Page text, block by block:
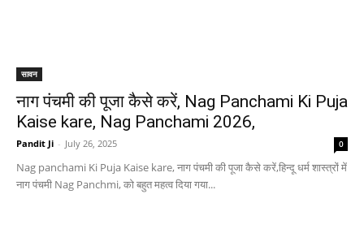
सावन
नाग पंचमी की पूजा कैसे करें, Nag Panchami Ki Puja
Kaise kare, Nag Panchami 2026,
Pandit Ji - July 26, 2025 0
Nag panchami Ki Puja Kaise kare, नाग पंचमी की पूजा कैसे करें,हिन्दू धर्म शास्त्रों में
नाग पंचमी Nag Panchmi, को बहुत महत्व दिया गया...